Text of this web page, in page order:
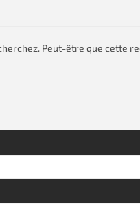
Peut-être que cette